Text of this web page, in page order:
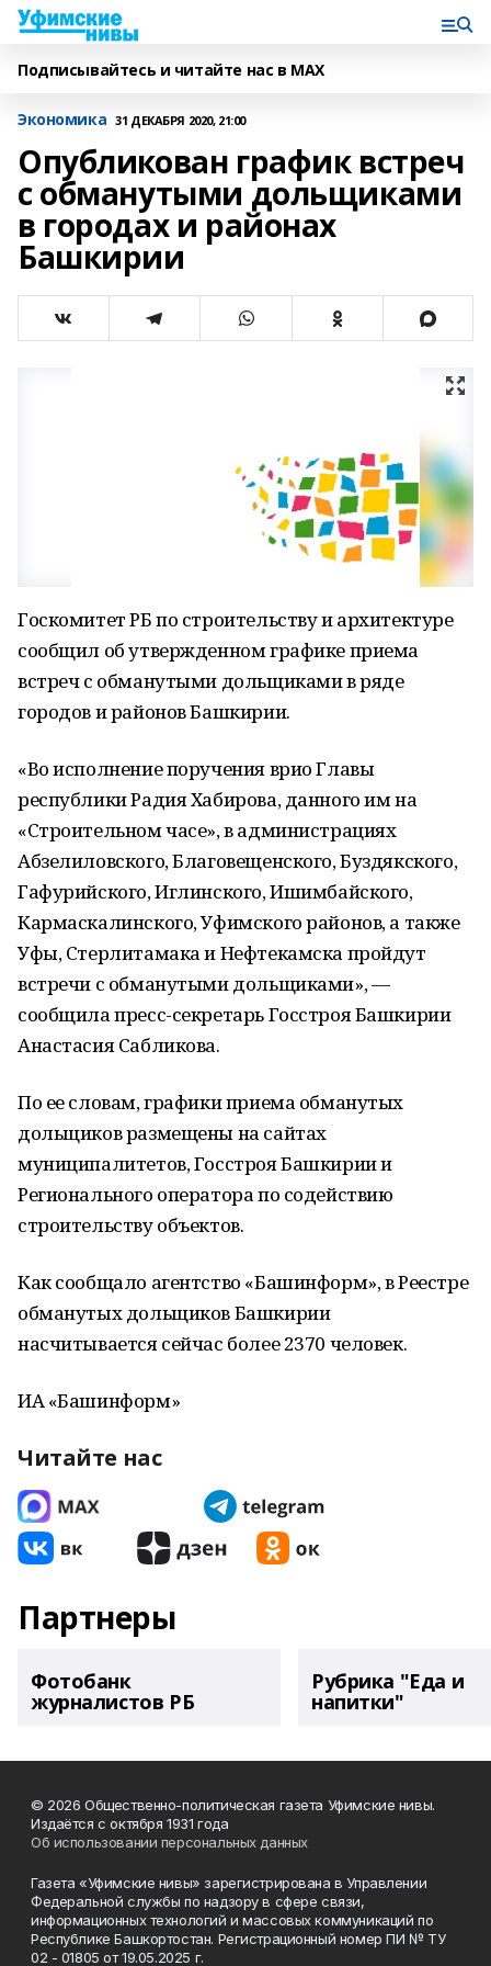
Подписывайтесь и читайте нас в MAX
Экономика 31 ДЕКАБРЯ 2020, 21:00
Опубликован график встреч
с обманутыми дольщиками
в городах и районах
Башкирии
Госкомитет РБ по строительству и архитектуре
сообщил об утвержденном графике приема
встреч с обманутыми дольщиками в ряде
городов и районов Башкирии.
«Во исполнение поручения врио Главы
республики Радия Хабирова, данного им на
«Строительном часе», в администрациях
Абзелиловского, Благовещенского, Буздякского,
Гафурийского, Иглинского, Ишимбайского,
Кармаскалинского, Уфимского районов, а также
Уфы, Стерлитамака и Нефтекамска пройдут
встречи с обманутыми дольщиками», —
сообщила пресс-секретарь Госстроя Башкирии
Анастасия Сабликова.
По ее словам, графики приема обманутых
дольщиков размещены на сайтах
муниципалитетов, Госстроя Башкирии и
Регионального оператора по содействию
строительству объектов.
Как сообщало агентство «Башинформ», в Реестре
обманутых дольщиков Башкирии
насчитывается сейчас более 2370 человек.
ИА «Башинформ»
Читайте нас
Партнеры
Фотобанк
журналистов РБ
Рубрика "Еда и
напитки"
© 2026 Общественно-политическая газета Уфимские нивы.
Издаётся с октября 1931 года
Об использовании персональных данных
Газета «Уфимские нивы» зарегистрирована в Управлении
Федеральной службы по надзору в сфере связи,
информационных технологий и массовых коммуникаций по
Республике Башкортостан. Регистрационный номер ПИ № ТУ
02 - 01805 от 19.05.2025 г.